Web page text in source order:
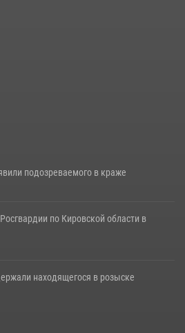
по Кировской области -
турнира по тактической стрельбе
подозреваемого в краже
по Кировской области в
находящегося в розыске